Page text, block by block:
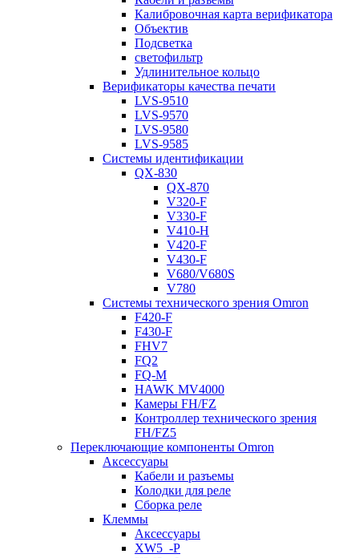
Калибровочная карта верификатора
Объектив
Подсветка
светофильтр
Удлинительное кольцо
Верификаторы качества печати
LVS-9510
LVS-9570
LVS-9580
LVS-9585
Системы идентификации
QX-830
QX-870
V320-F
V330-F
V410-H
V420-F
V430-F
V680/V680S
V780
Системы технического зрения Omron
F420-F
F430-F
FHV7
FQ2
FQ-M
HAWK MV4000
Камеры FH/FZ
Контроллер технического зрения
FH/FZ5
Переключающие компоненты Omron
Аксессуары
Кабели и разъемы
Колодки для реле
Сборка реле
Клеммы
Аксессуары
XW5_-P